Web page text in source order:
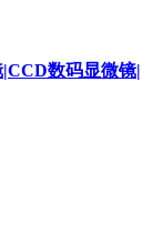
数码显微镜|